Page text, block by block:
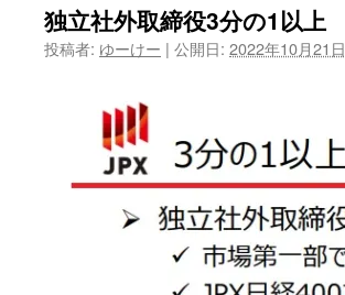
ツ
へ
独立社外取締役3分の1以上
投稿者: ゆーけー | 公開日: 2022年10月21日